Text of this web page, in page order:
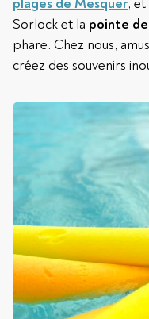
plages de Mesquer, et
Sorlock et la pointe
phare. Chez nous,
créez des souvenirs